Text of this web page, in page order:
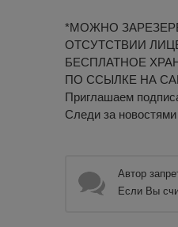
*МОЖНО
ОТСУТСТВИИ
БЕСПЛАТНОЕ
ПО ССЫЛКЕ НА
Приглашаем
Следи за
Автор
Если Вы